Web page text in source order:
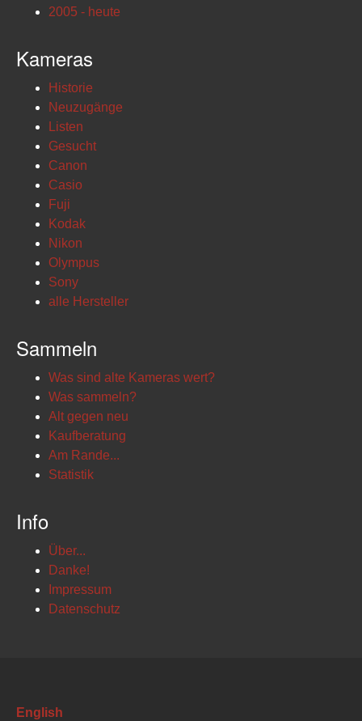
2005 - heute
Kameras
Historie
Neuzugänge
Listen
Gesucht
Canon
Casio
Fuji
Kodak
Nikon
Olympus
Sony
alle Hersteller
Sammeln
Was sind alte Kameras wert?
Was sammeln?
Alt gegen neu
Kaufberatung
Am Rande...
Statistik
Info
Über...
Danke!
Impressum
Datenschutz
English